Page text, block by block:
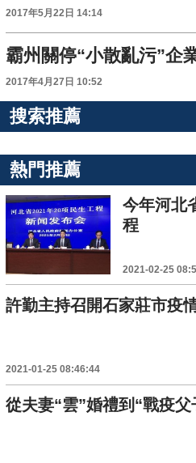
2017年5月22日 14:14
霸州關停“小散亂污”企
2017年4月27日 10:52
搜索推薦
熱門推薦
今年河北
程
2021-02-25
許勤主持召開石家莊市疫
2021-01-25 08:46:44
從夫妻“雲”婚禮到“戰疫父